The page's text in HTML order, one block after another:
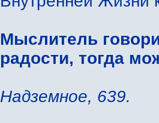
Мыслитель
радости, тогда
Надземное, 639.